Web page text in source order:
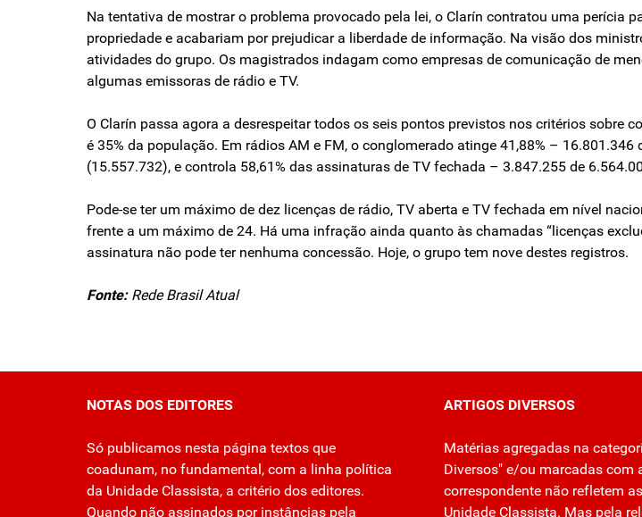
Na tentativa de mostrar o problema provocado pela lei, o Clarín contratou uma perícia
propriedade e acabariam por prejudicar a liberdade de informação. Na visão dos
atividades do grupo. Os magistrados indagam como empresas de comunicação de
algumas emissoras de rádio e TV.
O Clarín passa agora a desrespeitar todos os seis pontos previstos nos critérios sobre
é 35% da população. Em rádios AM e FM, o conglomerado atinge 41,88% –
(15.557.732), e controla 58,61% das assinaturas de TV fechada – 3.847.255 de
Pode-se ter um máximo de dez licenças de rádio, TV aberta e TV fechada em nível
frente a um máximo de 24. Há uma infração ainda quanto às chamadas “licenças
assinatura não pode ter nenhuma concessão. Hoje, o grupo tem nove destes registros.
Fonte:Rede Brasil Atual
NOTAS DOS EDITORES
Só publicamos nesta página textos que
coadunam, no fundamental, com a linha política
da Unidade Classista, a critério dos editores.
Quando não assinados por instâncias pela
ARTIGOS DIVERSOS
Matérias agregadas na
Diversos" e/ou marcadas com
correspondente não refletem
Unidade Classista. Mas pela